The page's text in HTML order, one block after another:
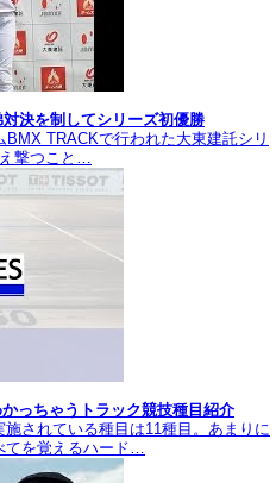
決を制してシリーズ初優勝
TRACKで行われた大東建託シリ
撃つこと…
っちゃうトラック競技種目紹介
されている種目は11種目。あまりに
てを覚えるハード…